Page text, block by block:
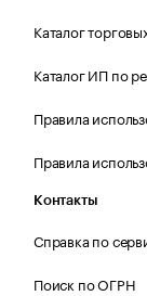
Каталог
Каталог ИП по
Правила
Правила
Контакты
Справка по
Поиск по ОГРН